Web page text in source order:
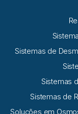
Sistemas de
Sistemas
Sistemas de
Soluções em